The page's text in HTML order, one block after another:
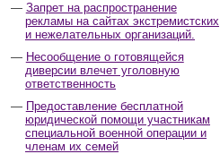
Запрет на распространение
рекламы на сайтах экстремистских
и нежелательных организаций.
Несообщение о готовящейся
диверсии влечет уголовную
ответственность
Предоставление бесплатной
юридической помощи участникам
специальной военной операции и
членам их семей